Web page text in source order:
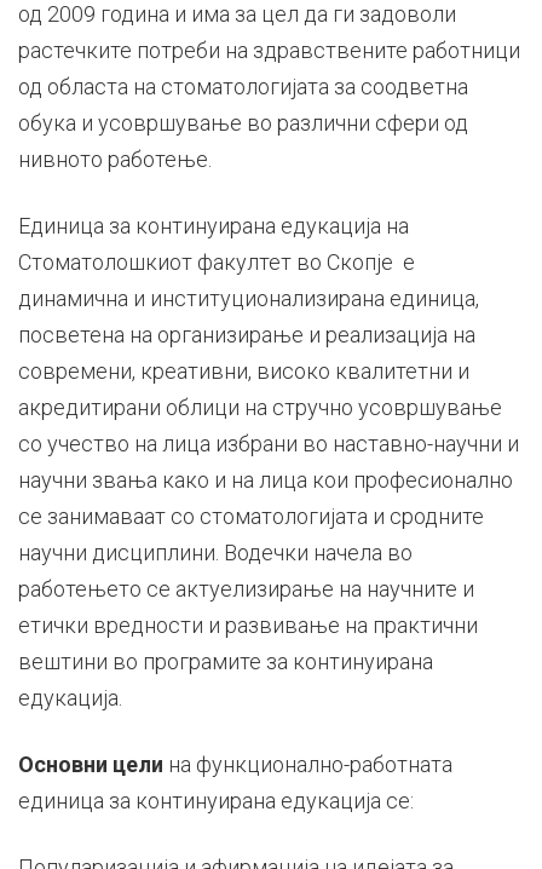
од 2009 година и има за цел да ги задоволи
растечките потреби на здравствените работници
од областа на стоматологијата за соодветна
обука и усовршување во различни сфери од
нивното работење.
Единица за континуирана едукација на
Стоматолошкиот факултет во Скопје е
динамична и институционализирана единица,
посветена на организирање и реализација на
современи, креативни, високо квалитетни и
акредитирани облици на стручно усовршување
со учество на лица избрани во наставно-научни и
научни звања како и на лица кои професионално
се занимаваат со стоматологијата и сродните
научни дисциплини. Водечки начела во
работењето се актуелизирање на научните и
етички вредности и развивање на практични
вештини во програмите за континуирана
едукација.
Основни цели на функционално-работната
единица за континуирана едукација се: